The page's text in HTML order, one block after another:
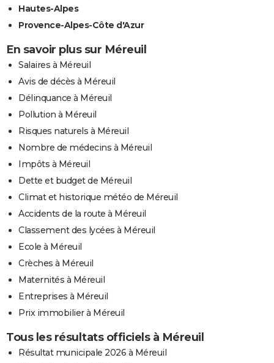
Hautes-Alpes
Provence-Alpes-Côte d'Azur
En savoir plus sur Méreuil
Salaires à Méreuil
Avis de décès à Méreuil
Délinquance à Méreuil
Pollution à Méreuil
Risques naturels à Méreuil
Nombre de médecins à Méreuil
Impôts à Méreuil
Dette et budget de Méreuil
Climat et historique météo de Méreuil
Accidents de la route à Méreuil
Classement des lycées à Méreuil
Ecole à Méreuil
Crèches à Méreuil
Maternités à Méreuil
Entreprises à Méreuil
Prix immobilier à Méreuil
Tous les résultats officiels à Méreuil
Résultat municipale 2026 à Méreuil